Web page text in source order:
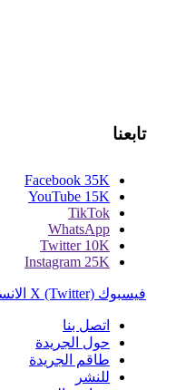
تابعنا
Facebook 35K
YouTube 15K
TikTok
WhatsApp
Twitter 10K
Instagram 25K
فيسبوك X (Twitter)
اتصل بنا
حول الجريدة
طاقم الجريدة
للنشر